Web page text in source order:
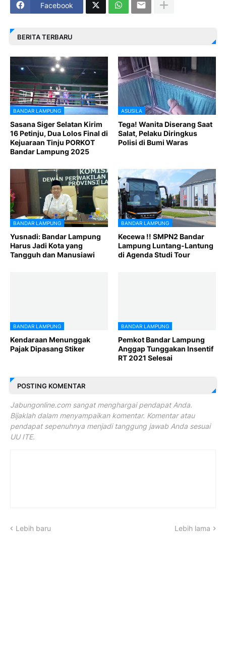
Facebook
BERITA TERBARU
BANDAR LAMPUNG
Sasana Siger Selatan Kirim
16 Petinju, Dua Lolos Final di
Kejuaraan Tinju PORKOT
Bandar Lampung 2025
ASUSILA
Tega! Wanita Diserang Saat
Salat, Pelaku Diringkus
Polisi di Bumi Waras
BANDAR LAMPUNG
Yusnadi: Bandar Lampung
Harus Jadi Kota yang
Tangguh dan Manusiawi
BANDAR LAMPUNG
Kecewa !! SMPN2 Bandar
Lampung Luntang-Lantung
di Agenda Studi Tour
BANDAR LAMPUNG
Kendaraan Menunggak
Pajak Dipasang Stiker
BANDAR LAMPUNG
Pemkot Bandar Lampung
Anggap Tunggakan Insentif
RT 2021 Selesai
POSTING KOMENTAR
Jabungonline.com sangat menghargai pendapat Anda.
Bijaklah dalam menyampaikan komentar. Komentar atau
pendapat sepenuhnya menjadi tanggung jawab Anda sesuai
UU ITE.
Lebih baru Lebih lama